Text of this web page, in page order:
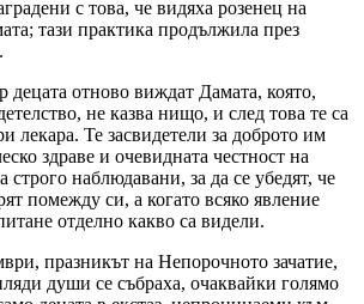
с това, че видяха розенец на
тази практика продължила през
децата отново виждат Дамата, която,
не казва нищо, и след това те са
лекара. Те засвидетели за доброто им
здраве и очевидната честност на
строго наблюдавани, за да се убедят, че
помежду си, а когато всяко явление
отделно какво са видели.
празникът на Непорочното зачатие,
души се събраха, очаквайки голямо